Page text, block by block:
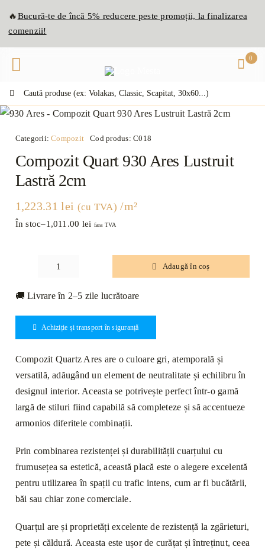
🔥Bucură-te deîncă 5% reducere peste promoții, la finalizarea
comenzii!
0
Categorii:Compozit Cod produs:C018
Compozit Quart 930 Ares Lustruit
Lastră 2cm
1,223.31lei (cu TVA) /m²
În stoc–1,011.00 lei fara TVA
Cantitate
Quart
930
Ares
Lastră
2cm
Adaugă în coș
🚚 Livrare în 2–5 zile lucrătoare
Achiziție și transport în siguranță
Compozit Quartz Ares are o culoare gri, atemporală și
versatilă, adăugând un element de neutralitate și echilibru în
designul interior. Aceasta se potrivește perfect într-o gamă
largă de stiluri fiind capabilă să completeze și să accentueze
armonios diferitele combinații.
Prin combinarea rezistenței și durabilității cuarțului cu
frumusețea sa estetică, această placă este o alegere excelentă
pentru utilizarea în spații cu trafic intens, cum ar fi bucătării,
băi sau chiar zone comerciale.
Quarțul are și proprietăți excelente de rezistență la zgârieturi,
pete și căldură. Aceasta este ușor de curățat și întreținut, ceea